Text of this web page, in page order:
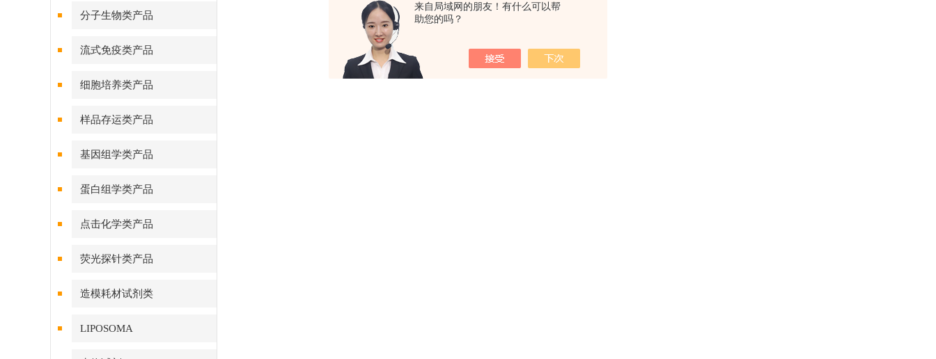
来自局域网的朋友！有什么可以帮
助您的吗？
分子生物类产品
流式免疫类产品
细胞培养类产品
样品存运类产品
基因组学类产品
蛋白组学类产品
点击化学类产品
荧光探针类产品
造模耗材试剂类
LIPOSOMA